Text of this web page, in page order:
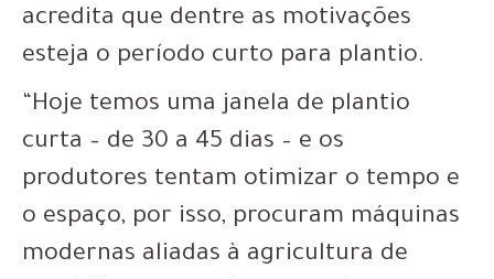
acredita que dentre as motivações
esteja o período curto para plantio.
“Hoje temos uma janela de plantio
curta – de 30 a 45 dias – e os
produtores tentam otimizar o tempo e
o espaço, por isso, procuram máquinas
modernas aliadas à agricultura de